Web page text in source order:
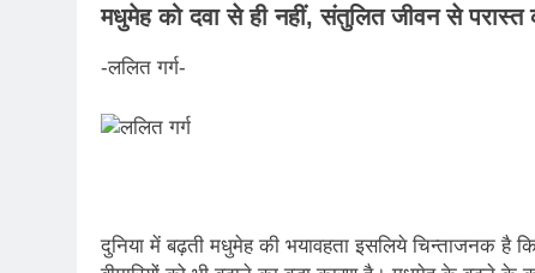
मधुमेह को दवा से ही नहीं, संतुलित जीवन से परास्त
-ललित गर्ग-
दुनिया में बढ़ती मधुमेह की भयावहता इसलिये चिन्ताजनक है